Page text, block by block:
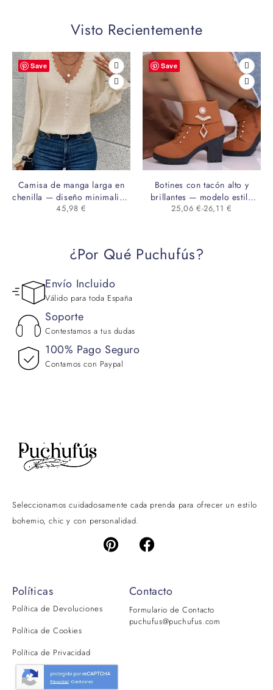
Visto Recientemente
Save
Camisa de manga larga en
chenilla — diseño minimalista
con encaje frontal
45,98 €
Save
Botines con tacón alto y
brillantes — modelo estilo
Martin
25,06€-26,11 €
¿Por Qué Puchufús?
Envío Incluido
Válido para toda España
Soporte
Contestamos a tus dudas
100% Pago Seguro
Contamos con Paypal
Seleccionamos cuidadosamente cada prenda para ofrecer un estilo
bohemio, chic y con personalidad.
Políticas
Política de Devoluciones
Política de Cookies
Política de Privacidad
Contacto
Formulario de Contacto
puchufus@puchufus.com